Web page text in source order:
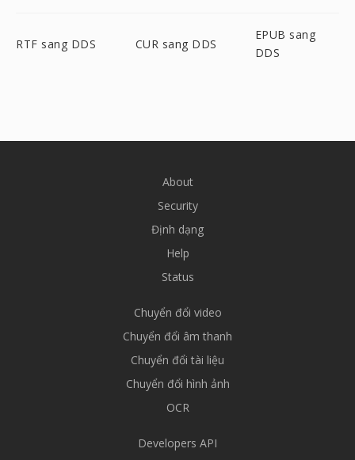
RTF sang DDS CUR sang DDS
EPUB sang
DDS
About
Security
Định dạng
Help
Status
Chuyển đổi video
Chuyển đổi âm thanh
Chuyển đổi tài liệu
Chuyển đổi hình ảnh
OCR
Developers API